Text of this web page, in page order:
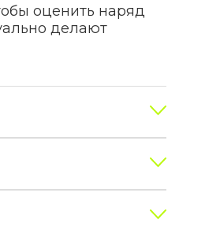
оценить наряд
делают